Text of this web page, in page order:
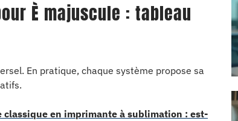
È majuscule : tableau
En pratique, chaque système propose sa
en imprimante à sublimation : est-